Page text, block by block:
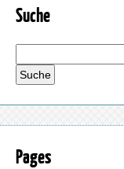
Suche
Pages